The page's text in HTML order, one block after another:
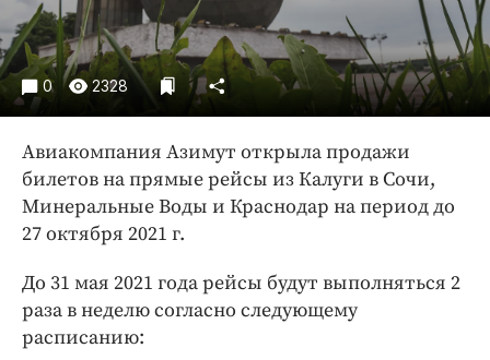
Происшествия
Спорт
Экономика и бизнес
ПРОЕКТЫ
Блоги
Издания
Медиаперсона
Клиника года
Бренд года
0 2328
Авиакомпания Азимут открыла продажи
билетов на прямые рейсы из Калуги в Сочи,
Минеральные Воды и Краснодар на период до
27 октября 2021 г.
До 31 мая 2021 года рейсы будут выполняться 2
раза в неделю согласно следующему
расписанию: